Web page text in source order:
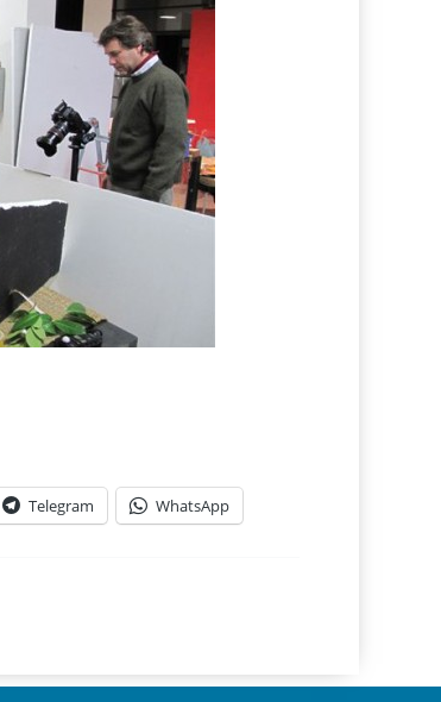
Telegram WhatsApp